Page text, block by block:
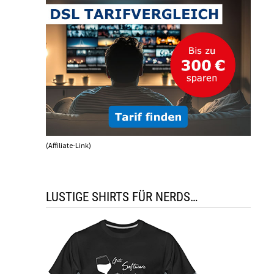
(Affiliate-Link)
LUSTIGE SHIRTS FÜR NERDS…